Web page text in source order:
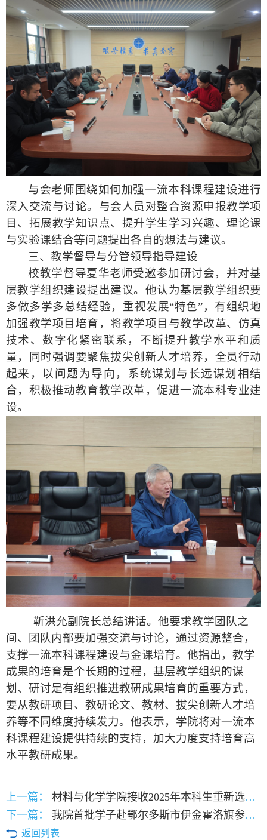
与会老师围绕如何加强一流本科课程建设进行
深入交流与讨论。与会人员对整合资源申报教学项
目、拓展教学知识点、提升学生学习兴趣、理论课
与实验课结合等问题提出各自的想法与建议。
三、教学督导与分管领导指导建设
校教学督导夏华老师受邀参加研讨会，并对基
层教学组织建设提出建议。他认为基层教学组织要
多做多学多总结经验，重视发展“特色”， 有组织地
加强教学项目 培育 ，将教学项目与教学改革、仿真
技术、数字化紧密联系， 不断提升教学水平和质
量， 同时强调要聚焦拔尖创新人才培养， 全员行动
起来， 以问题为导向，系统谋划与长远谋划相结
合，积极推动教育教学改革，促进一流本科专业建
设。
靳洪允副院长总结讲话。他要求教学团队之
间、团队内部要加强交流与讨论， 通过资源整合，
支撑一流本科课程建设与金课培育。 他指出， 教学
成果的培育是个长期的过程，基层教学组织的谋
划、研讨是有组织推进教研成果培育的重要方式，
要从教研项目、教研论文、教材、拔尖创新人才培
养等不同维度持续发力。 他表示， 学院将对一流本
科课程建设提供持续的支持， 加大力度支持培育高
水平教研成果。
上一篇：
材料与化学学院接收2025年本科生重新选择大类学生名单
下一篇：
我院首批学子赴鄂尔多斯市伊金霍洛旗参加千名大学生进“暖城”看“绿城”活动
返回列表